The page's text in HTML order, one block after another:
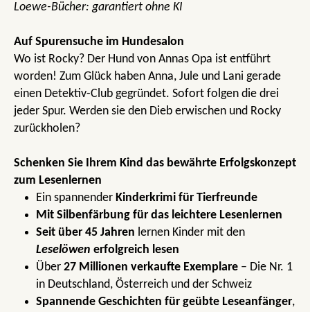
Loewe-Bücher: garantiert ohne KI
Auf Spurensuche im Hundesalon
Wo ist Rocky? Der Hund von Annas Opa ist entführt
worden! Zum Glück haben Anna, Jule und Lani gerade
einen Detektiv-Club gegründet. Sofort folgen die drei
jeder Spur. Werden sie den Dieb erwischen und Rocky
zurückholen?
Schenken Sie Ihrem Kind das bewährte Erfolgskonzept
zum Lesenlernen
Ein spannender Kinderkrimi für Tierfreunde
Mit Silbenfärbung für das leichtere Lesenlernen
Seit über 45 Jahren lernen Kinder mit den
Leselöwen erfolgreich lesen
Über 27 Millionen verkaufte Exemplare – Die Nr. 1
in Deutschland, Österreich und der Schweiz
Spannende Geschichten für geübte Leseanfänger,